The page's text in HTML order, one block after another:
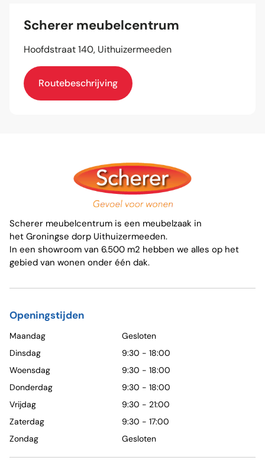
Scherer meubelcentrum
Hoofdstraat 140, Uithuizermeeden
Routebeschrijving
Scherer meubelcentrum is een meubelzaak in
het Groningse dorp Uithuizermeeden.
In een showroom van 6.500 m2 hebben we alles op het
gebied van wonen onder één dak.
Openingstijden
Maandag
Gesloten
Dinsdag
9:30 - 18:00
Woensdag
9:30 - 18:00
Donderdag
9:30 - 18:00
Vrijdag
9:30 - 21:00
Zaterdag
9:30 - 17:00
Zondag
Gesloten